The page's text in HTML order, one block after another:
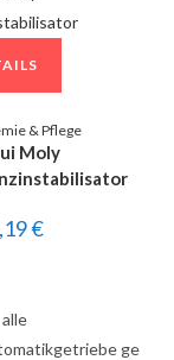
& Pflege
Moly
€
ge